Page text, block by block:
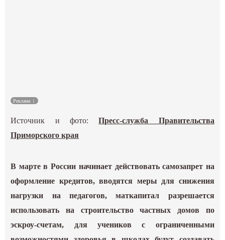
Реклама
Источник и фото:Пресс-служба Правительства
Приморского края
В марте в России начинает действовать самозапрет на
оформление кредитов, вводятся меры для снижения
нагрузки на педагогов, маткапитал разрешается
использовать на строительство частных домов по
эскроу-счетам, для учеников с ограниченными